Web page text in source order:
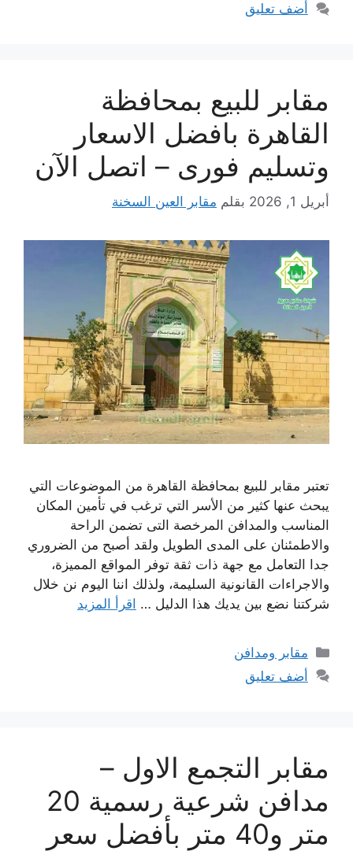
أضف تعليق
مقابر للبيع بمحافظة
القاهرة بافضل الاسعار
وتسليم فورى – اتصل الآن
أبريل 1, 2026 بقلم مقابر العين السخنة
تعتبر مقابر للبيع بمحافظة القاهرة من الموضوعات التي
يبحث عنها كثير من الأسر التي ترغب في تأمين المكان
المناسب والمدافن المرخصة التى تضمن الراحة
والاطمئنان على المدى الطويل ولقد أصبح من الضروري
جدا التعامل مع جهة ذات ثقة توفر المواقع المميزة،
والاجراءات القانونية السليمة، ولذلك اننا اليوم نن خلال
شركتنا نضع بين يديك هذا الدليل … اقرأ المزيد
التصنيفات
مقابر ومدافن
أضف تعليق
مقابر التجمع الاول –
مدافن شرعية رسمية 20
متر و40 متر بأفضل سعر